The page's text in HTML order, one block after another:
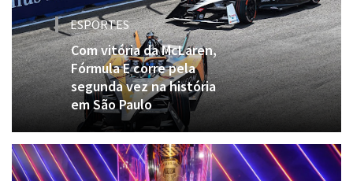
ESPORTES
Com vitória da McLaren,
Fórmula E corre pela
segunda vez na história
em São Paulo